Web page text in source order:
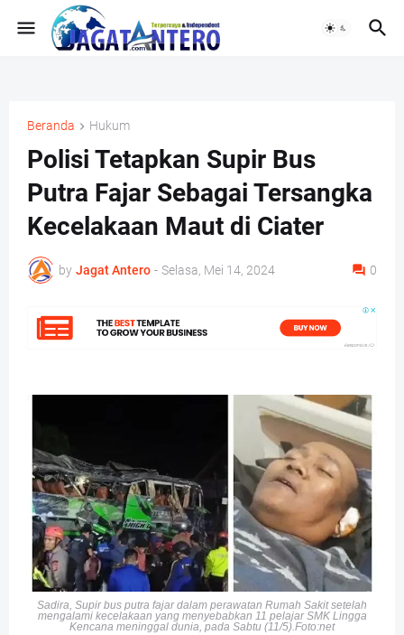
Beranda Hukum
Polisi Tetapkan Supir Bus
Putra Fajar Sebagai Tersangka
Kecelakaan Maut di Ciater
by Jagat Antero - Selasa, Mei 14, 2024 0
Sadira, Supir bus putra fajar dalam perawatan Rumah Sakit setelah
mengalami kecelakaan yang menyebabkan 11 pelajar SMK Lingga
Kencana meninggal dunia, pada Sabtu (11/5).Foto:net